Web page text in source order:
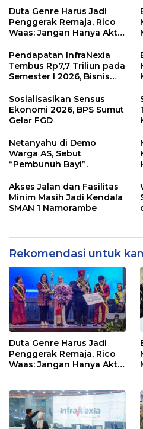
Duta Genre Harus Jadi
Penggerak Remaja, Rico
Waas: Jangan Hanya Aktif
Pendapatan InfraNexia
Tembus Rp7,7 Triliun pada
Semester I 2026, Bisnis
Persen
Sosialisasikan Sensus
Ekonomi 2026, BPS Sumut
Gelar FGD
Netanyahu di Demo
Warga AS, Sebut
“Pembunuh Bayi”.
Akses Jalan dan Fasilitas
Minim Masih Jadi Kendala
SMAN 1 Namorambe
Rekomendasi untuk
Duta Genre Harus Jadi
Penggerak Remaja, Rico
Waas: Jangan Hanya Aktif